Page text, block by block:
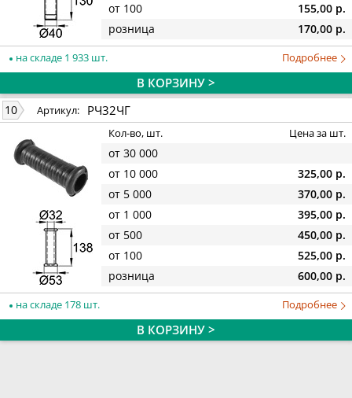
от 100
155,00 р.
розница
170,00 р.
на складе 1 933 шт. Подробнее
В КОРЗИНУ >
10 Артикул: РЧ32ЧГ
Кол-во, шт. Цена за шт.
от 30 000
от 10 000
325,00 р.
от 5 000
370,00 р.
от 1 000
395,00 р.
от 500
450,00 р.
от 100
525,00 р.
розница
600,00 р.
на складе 178 шт. Подробнее
В КОРЗИНУ >